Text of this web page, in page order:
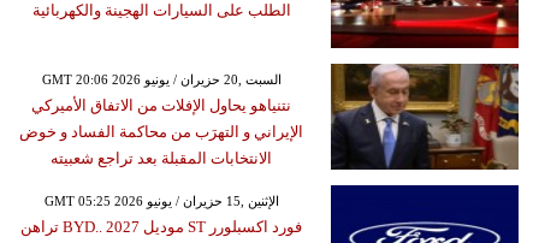
الطلب على السيارات الهجينة والكهربائية
GMT 20:06 2026 السبت ,20 حزيران / يونيو
نتنياهو يحاول الإفلات من الاتفاق الأميركي
الإيراني و التهرَب من محاكمة الفساد و خوض
الانتخابات المقبلة بعد تراجع شعبيته
GMT 05:25 2026 الإثنين ,15 حزيران / يونيو
فورد اكسبلورر ST موديل 2027 ..BYD تراهن